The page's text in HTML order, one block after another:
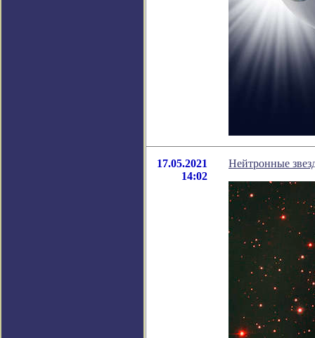
17.05.2021
14:02
Нейтронные